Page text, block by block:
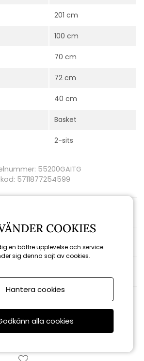
201 cm
100 cm
70 cm
72 cm
40 cm
Basket
2-sits
55200GAITG
5711877254599
line
produkter
COOKIES
en bättre upplevelse och service
sig denna sajt av cookies.
Hantera cookies
alla cookies